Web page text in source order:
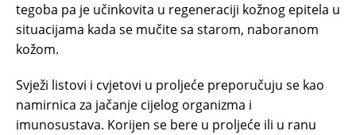
tegoba pa je učinkovita u regeneraciji kožnog epitela u
situacijama kada se mučite sa starom, naboranom
kožom.
Svježi listovi i cvjetovi u proljeće preporučuju se kao
namirnica za jačanje cijelog organizma i
imunosustava. Korijen se bere u proljeće ili u ranu